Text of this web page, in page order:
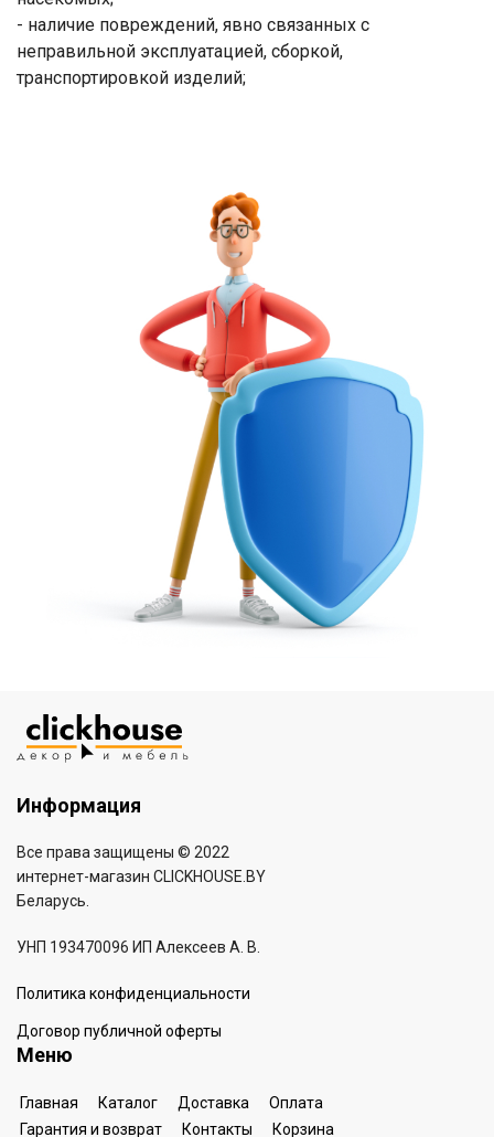
- наличие повреждений, явно связанных с
неправильной эксплуатацией, сборкой,
транспортировкой изделий;
Информация
Все права защищены © 2022
интернет-магазин CLICKHOUSE.BY
Беларусь.
УНП 193470096 ИП Алексеев А. В.
Политика конфиденциальности
Договор публичной оферты
Меню
Главная Каталог Доставка
Оплата
Гарантия и возврат
Контакты Корзина